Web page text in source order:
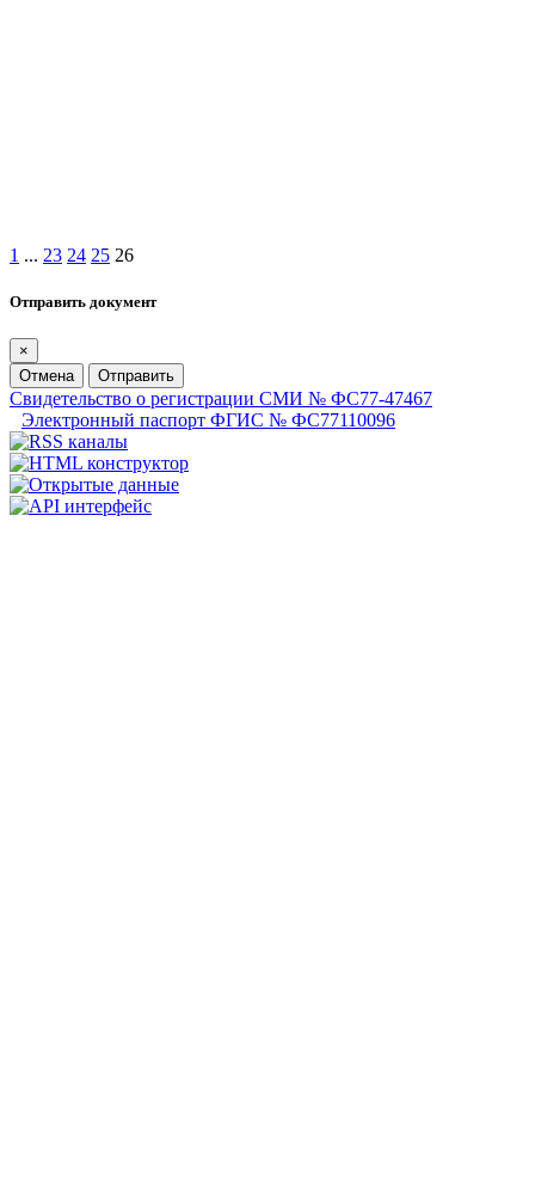
1 ... 23 24 25 26
Отправить документ
×
Отмена
Отправить
Свидетельство о регистрации СМИ № ФС77-47467
Электронный паспорт ФГИС № ФС77110096